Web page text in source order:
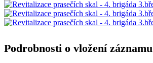
Podrobnosti o vložení záznamu